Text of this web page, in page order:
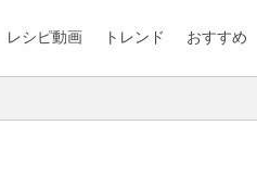
レシピ動画 トレンド おすすめ